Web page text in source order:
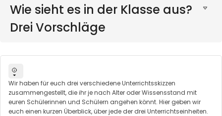
Wie sieht es in der Klasse aus?
Drei Vorschläge
Wir haben für euch drei verschiedene Unterrichtsskizzen
zusammengestellt, die ihr je nach Alter oder Wissensstand mit
euren Schülerinnen und Schülern angehen könnt. Hier geben wir
euch einen kurzen Überblick, über jede der drei Unterrichtseinheiten.